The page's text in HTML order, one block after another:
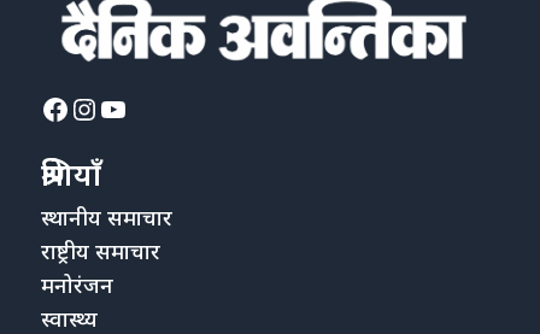
Facebook
Instagram
YouTube
श्रेणियाँ
स्थानीय समाचार
राष्ट्रीय समाचार
मनोरंजन
स्वास्थ्य